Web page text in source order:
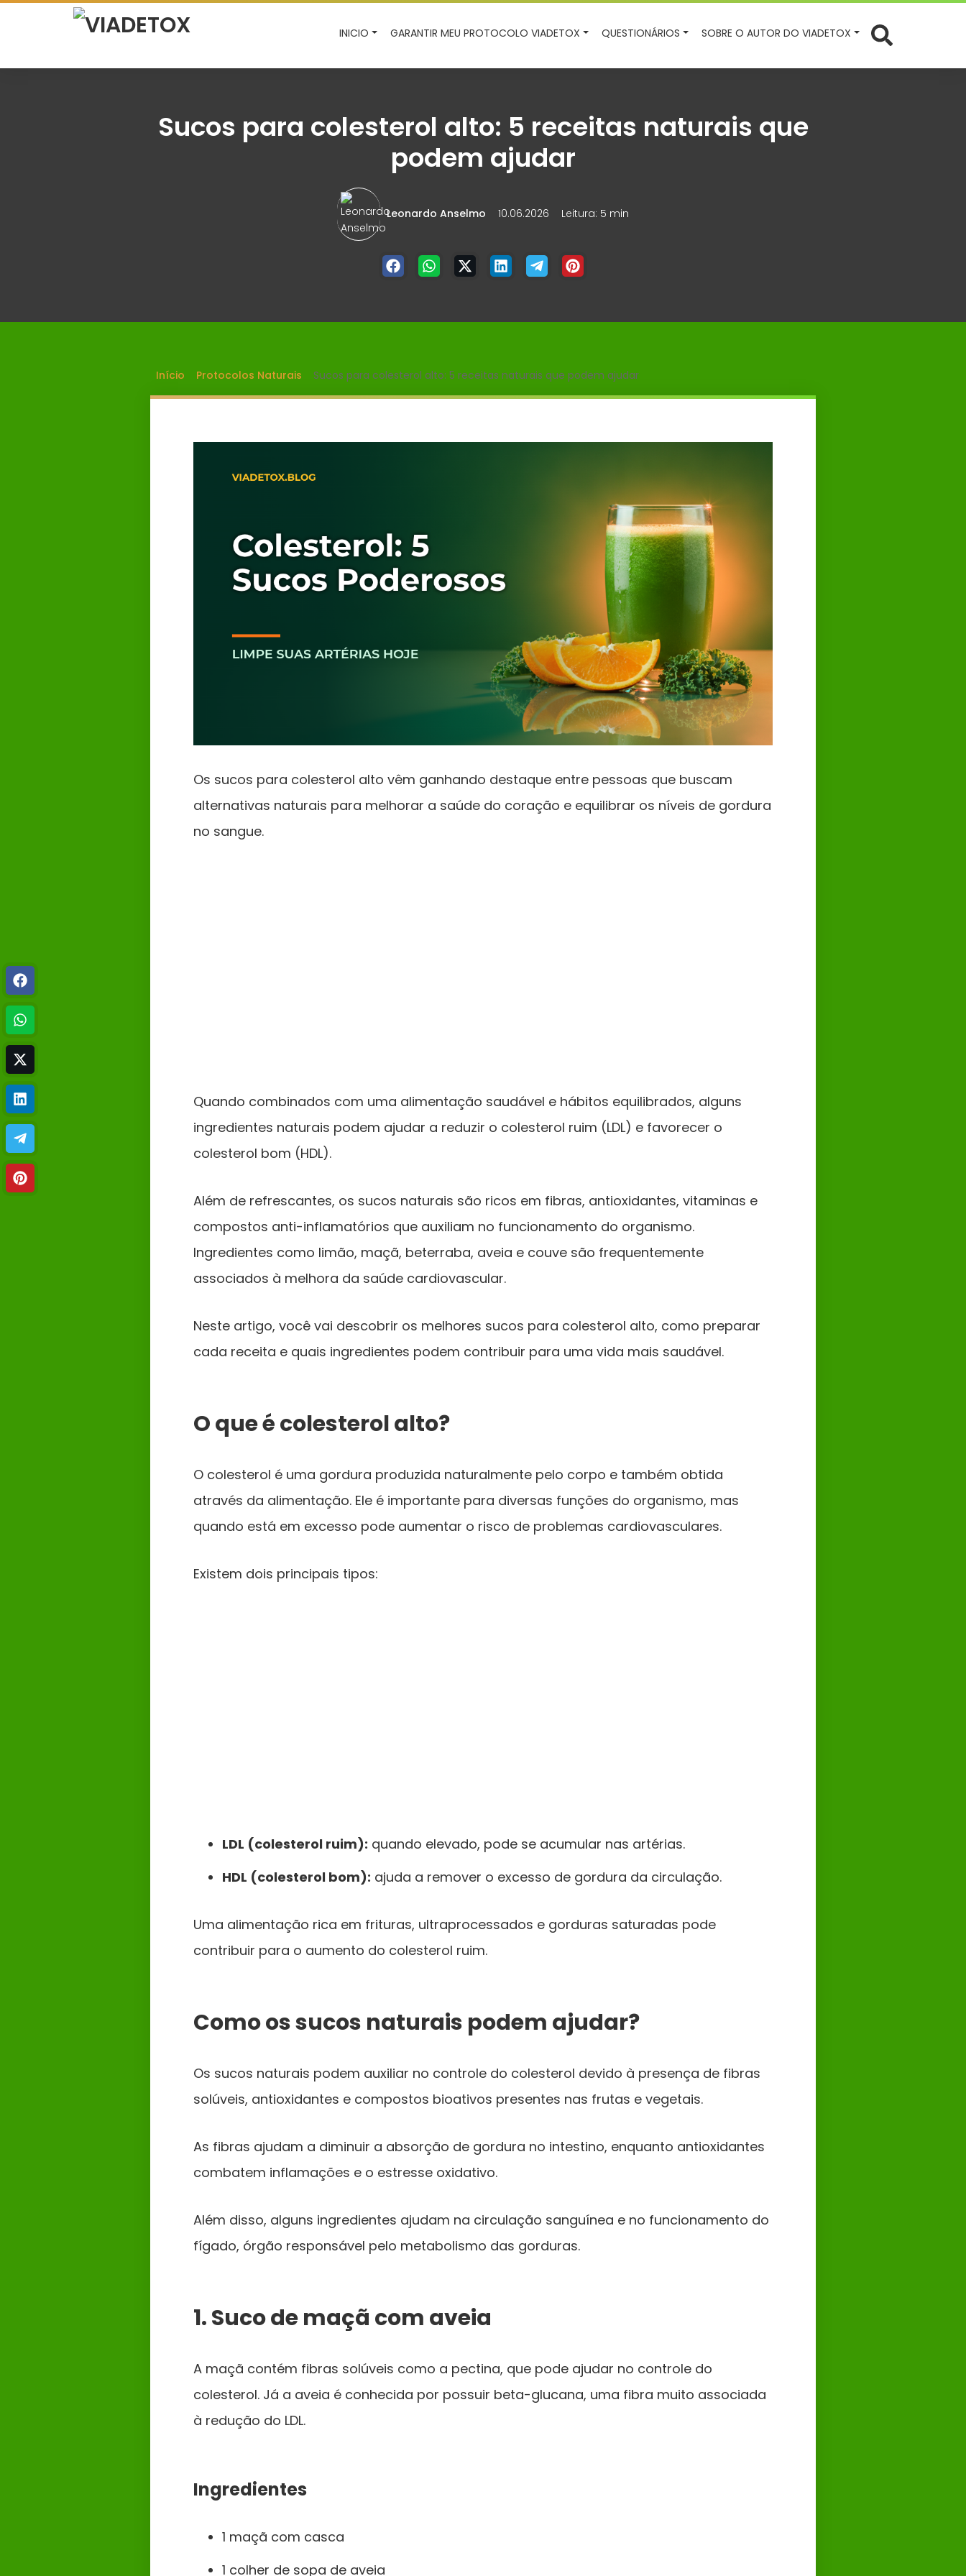
INICIO GARANTIR MEU PROTOCOLO VIADETOX QUESTIONÁRIOS SOBRE O AUTOR DO VIADETOX
Sucos para colesterol alto: 5 receitas naturais que
podem ajudar
Leonardo Anselmo 10.06.2026 Leitura: 5 min
Início Protocolos Naturais Sucos para colesterol alto: 5 receitas naturais que podem ajudar
Os sucos para colesterol alto vêm ganhando destaque entre pessoas que buscam
alternativas naturais para melhorar a saúde do coração e equilibrar os níveis de gordura
no sangue.
Quando combinados com uma alimentação saudável e hábitos equilibrados, alguns
ingredientes naturais podem ajudar a reduzir o colesterol ruim (LDL) e favorecer o
colesterol bom (HDL).
Além de refrescantes, os sucos naturais são ricos em fibras, antioxidantes, vitaminas e
compostos anti-inflamatórios que auxiliam no funcionamento do organismo.
Ingredientes como limão, maçã, beterraba, aveia e couve são frequentemente
associados à melhora da saúde cardiovascular.
Neste artigo, você vai descobrir os melhores sucos para colesterol alto, como preparar
cada receita e quais ingredientes podem contribuir para uma vida mais saudável.
O que é colesterol alto?
O colesterol é uma gordura produzida naturalmente pelo corpo e também obtida
através da alimentação. Ele é importante para diversas funções do organismo, mas
quando está em excesso pode aumentar o risco de problemas cardiovasculares.
Existem dois principais tipos:
LDL (colesterol ruim): quando elevado, pode se acumular nas artérias.
HDL (colesterol bom): ajuda a remover o excesso de gordura da circulação.
Uma alimentação rica em frituras, ultraprocessados e gorduras saturadas pode
contribuir para o aumento do colesterol ruim.
Como os sucos naturais podem ajudar?
Os sucos naturais podem auxiliar no controle do colesterol devido à presença de fibras
solúveis, antioxidantes e compostos bioativos presentes nas frutas e vegetais.
As fibras ajudam a diminuir a absorção de gordura no intestino, enquanto antioxidantes
combatem inflamações e o estresse oxidativo.
Além disso, alguns ingredientes ajudam na circulação sanguínea e no funcionamento do
fígado, órgão responsável pelo metabolismo das gorduras.
1. Suco de maçã com aveia
A maçã contém fibras solúveis como a pectina, que pode ajudar no controle do
colesterol. Já a aveia é conhecida por possuir beta-glucana, uma fibra muito associada
à redução do LDL.
Ingredientes
1 maçã com casca
1 colher de sopa de aveia